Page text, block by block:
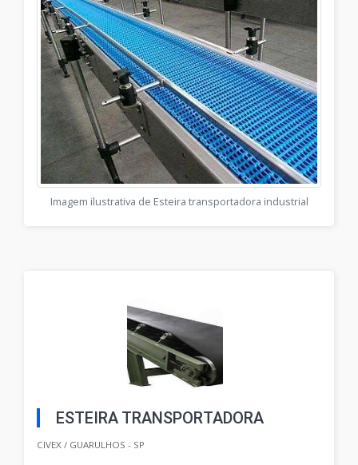
Imagem ilustrativa de Esteira transportadora industrial
ESTEIRA TRANSPORTADORA
CIVEX / GUARULHOS - SP